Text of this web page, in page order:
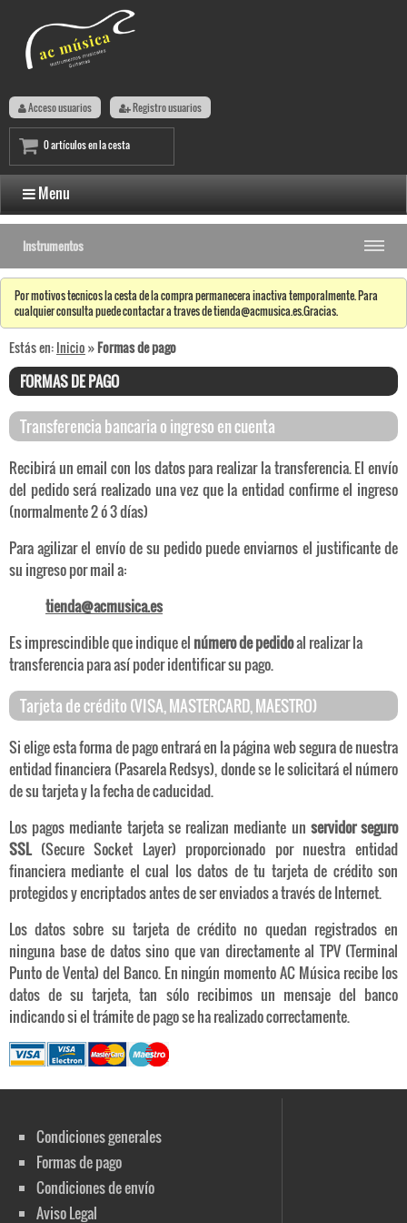
Acceso usuarios Registro usuarios
0 artículos en la cesta
Menu
Instrumentos
Por motivos tecnicos la cesta de la compra permanecera inactiva temporalmente. Para
cualquier consulta puede contactar a traves de tienda@acmusica.es.Gracias.
Estás en:Inicio»Formas de pago
FORMAS DE PAGO
Transferencia bancaria o ingreso en cuenta
Recibirá un email con los datos para realizar la transferencia. El envío
del pedido será realizado una vez que la entidad confirme el ingreso
(normalmente 2 ó 3 días)
Para agilizar el envío de su pedido puede enviarnos el justificante de
su ingreso por mail a:
tienda@acmusica.es
Es imprescindible que indique el número de pedidoal realizar la
transferencia para así poder identificar su pago.
Tarjeta de crédito (VISA, MASTERCARD, MAESTRO)
Si elige esta forma de pago entrará en la página web segura de nuestra
entidad financiera (Pasarela Redsys), donde se le solicitará el número
de su tarjeta y la fecha de caducidad.
Los pagos mediante tarjeta se realizan mediante un servidor seguro
SSL(Secure Socket Layer) proporcionado por nuestra entidad
financiera mediante el cual los datos de tu tarjeta de crédito son
protegidos y encriptados antes de ser enviados a través de Internet.
Los datos sobre su tarjeta de crédito no quedan registrados en
ninguna base de datos sino que van directamente al TPV (Terminal
Punto de Venta) del Banco. En ningún momento AC Música recibe los
datos de su tarjeta, tan sólo recibimos un mensaje del banco
indicando si el trámite de pago se ha realizado correctamente.
Condiciones generales
Formas de pago
Condiciones de envío
Aviso Legal